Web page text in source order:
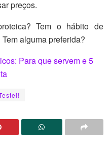
preços.
Tem o hábito de
alguma preferida?
Para que servem e 5